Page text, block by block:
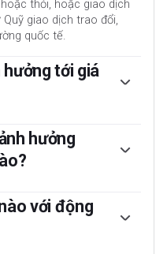
thỏi, hoặc giao dịch
giao dịch trao đổi,
quốc tế.
tới giá
thoái kinh tế sâu có
tài sản trú ẩn an toàn,
so với vàng. Là một
phụ thuộc vào diễn
bạc được định giá theo
la mạnh có xu hướng
hưởng
năng lượng mặt trời,
các kim loại – thậm chí
nhu cầu có thể đẩy giá
với động